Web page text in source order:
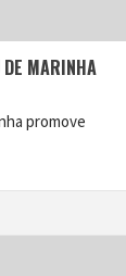
DE MARINHA
promove